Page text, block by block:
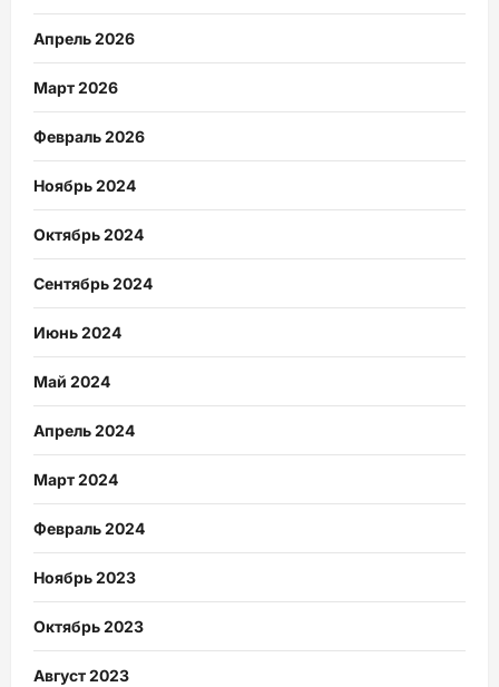
Апрель 2026
Март 2026
Февраль 2026
Ноябрь 2024
Октябрь 2024
Сентябрь 2024
Июнь 2024
Май 2024
Апрель 2024
Март 2024
Февраль 2024
Ноябрь 2023
Октябрь 2023
Август 2023